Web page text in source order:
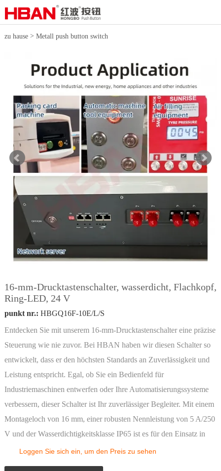
zu hause> Metall push button switch
16-mm-Drucktastenschalter, wasserdicht, Flachkopf,
Ring-LED, 24 V
punkt nr.: HBGQ16F-10E/L/S
Entdecken Sie mit unserem 16-mm-Drucktastenschalter eine präzise
Steuerung wie nie zuvor. Bei HBAN haben wir diesen Schalter so
entwickelt, dass er den höchsten Standards an Zuverlässigkeit und
Leistung entspricht. Egal, ob Sie ein Bedienfeld für
Industriemaschinen entwerfen oder Ihre Automatisierungssysteme
verbessern, dieser Schalter ist Ihr zuverlässiger Begleiter. Mit einem
Montageloch von 16 mm, einer robusten Nennleistung von 5 A/250
V und der Wasserdichtigkeitsklasse IP65 ist es für den Einsatz in
Loggen Sie sich ein, um den Preis zu sehen